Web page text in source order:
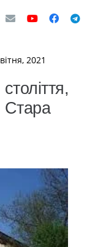
2021
Стара